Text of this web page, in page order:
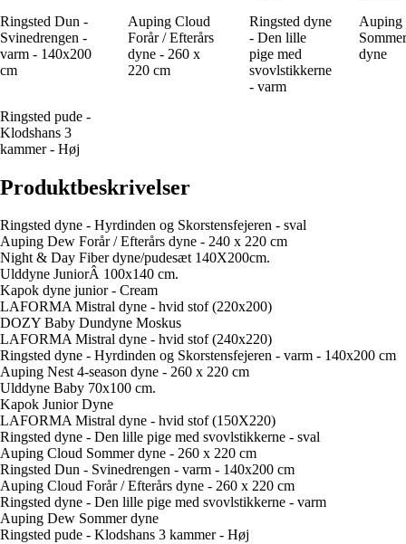
Ringsted Dun -
Svinedrengen -
varm - 140x200
cm
Auping Cloud
Forår / Efterårs
dyne - 260 x
220 cm
Ringsted dyne
- Den lille
pige med
svovlstikkerne
- varm
Auping
Sommer
dyne
Ringsted pude -
Klodshans 3
kammer - Høj
Produktbeskrivelser
Ringsted dyne - Hyrdinden og Skorstensfejeren - sval
Auping Dew Forår / Efterårs dyne - 240 x 220 cm
Night & Day Fiber dyne/pudesæt 140X200cm.
Ulddyne JuniorÂ 100x140 cm.
Kapok dyne junior - Cream
LAFORMA Mistral dyne - hvid stof (220x200)
DOZY Baby Dundyne Moskus
LAFORMA Mistral dyne - hvid stof (240x220)
Ringsted dyne - Hyrdinden og Skorstensfejeren - varm - 140x200 cm
Auping Nest 4-season dyne - 260 x 220 cm
Ulddyne Baby 70x100 cm.
Kapok Junior Dyne
LAFORMA Mistral dyne - hvid stof (150X220)
Ringsted dyne - Den lille pige med svovlstikkerne - sval
Auping Cloud Sommer dyne - 260 x 220 cm
Ringsted Dun - Svinedrengen - varm - 140x200 cm
Auping Cloud Forår / Efterårs dyne - 260 x 220 cm
Ringsted dyne - Den lille pige med svovlstikkerne - varm
Auping Dew Sommer dyne
Ringsted pude - Klodshans 3 kammer - Høj